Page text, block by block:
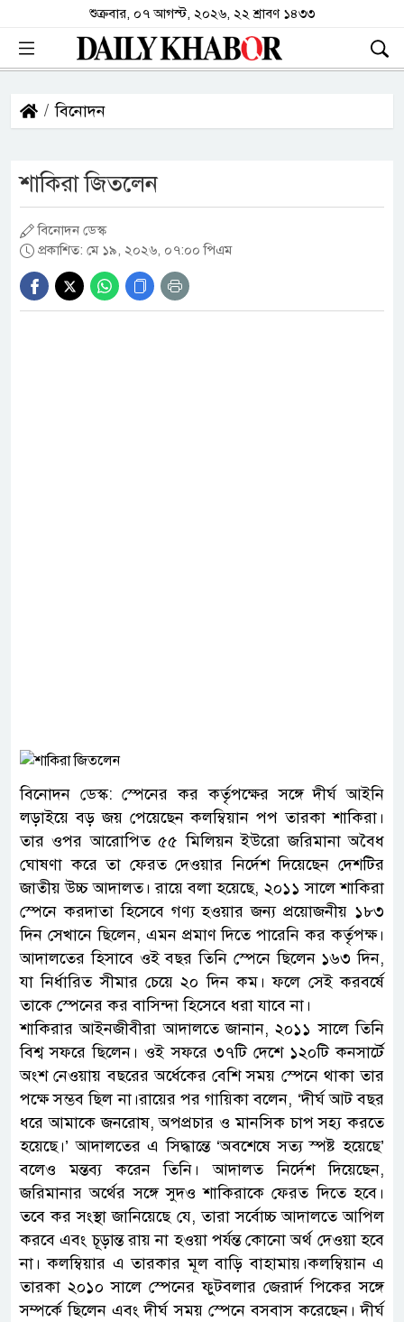
শুক্রবার, ০৭ আগস্ট, ২০২৬, ২২ শ্রাবণ ১৪৩৩
বিনোদন
শাকিরা জিতলেন
বিনোদন ডেস্ক
প্রকাশিত: মে ১৯, ২০২৬, ০৭:০০ পিএম
বিনোদন ডেস্ক: স্পেনের কর কর্তৃপক্ষের সঙ্গে দীর্ঘ আইনি
লড়াইয়ে বড় জয় পেয়েছেন কলম্বিয়ান পপ তারকা শাকিরা।
তার ওপর আরোপিত ৫৫ মিলিয়ন ইউরো জরিমানা অবৈধ
ঘোষণা করে তা ফেরত দেওয়ার নির্দেশ দিয়েছেন দেশটির
জাতীয় উচ্চ আদালত। রায়ে বলা হয়েছে, ২০১১ সালে শাকিরা
স্পেনে করদাতা হিসেবে গণ্য হওয়ার জন্য প্রয়োজনীয় ১৮৩
দিন সেখানে ছিলেন, এমন প্রমাণ দিতে পারেনি কর কর্তৃপক্ষ।
আদালতের হিসাবে ওই বছর তিনি স্পেনে ছিলেন ১৬৩ দিন,
যা নির্ধারিত সীমার চেয়ে ২০ দিন কম। ফলে সেই করবর্ষে
তাকে স্পেনের কর বাসিন্দা হিসেবে ধরা যাবে না।
শাকিরার আইনজীবীরা আদালতে জানান, ২০১১ সালে তিনি
বিশ্ব সফরে ছিলেন। ওই সফরে ৩৭টি দেশে ১২০টি কনসার্টে
অংশ নেওয়ায় বছরের অর্ধেকের বেশি সময় স্পেনে থাকা তার
পক্ষে সম্ভব ছিল না।রায়ের পর গায়িকা বলেন, ‘দীর্ঘ আট বছর
ধরে আমাকে জনরোষ, অপপ্রচার ও মানসিক চাপ সহ্য করতে
হয়েছে।’ আদালতের এ সিদ্ধান্তে ‘অবশেষে সত্য স্পষ্ট হয়েছে’
বলেও মন্তব্য করেন তিনি। আদালত নির্দেশ দিয়েছেন,
জরিমানার অর্থের সঙ্গে সুদও শাকিরাকে ফেরত দিতে হবে।
তবে কর সংস্থা জানিয়েছে যে, তারা সর্বোচ্চ আদালতে আপিল
করবে এবং চূড়ান্ত রায় না হওয়া পর্যন্ত কোনো অর্থ দেওয়া হবে
না। কলম্বিয়ার এ তারকার মূল বাড়ি বাহামায়।কলম্বিয়ান এ
তারকা ২০১০ সালে স্পেনের ফুটবলার জেরার্দ পিকের সঙ্গে
সম্পর্কে ছিলেন এবং দীর্ঘ সময় স্পেনে বসবাস করেছেন। দীর্ঘ